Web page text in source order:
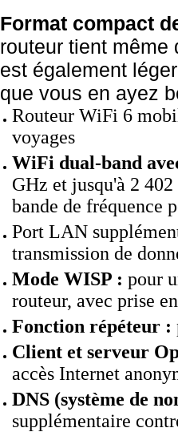
Format compact
routeur tient même
est également
que vous en ayez
Routeur WiFi 6
voyages
WiFi dual-band
GHz et jusqu'à 2
bande de fréquence
Port LAN
transmission de
Mode WISP : pour
routeur, avec prise
Fonction répéteur :
Client et serveur
accès Internet
DNS (système de
supplémentaire